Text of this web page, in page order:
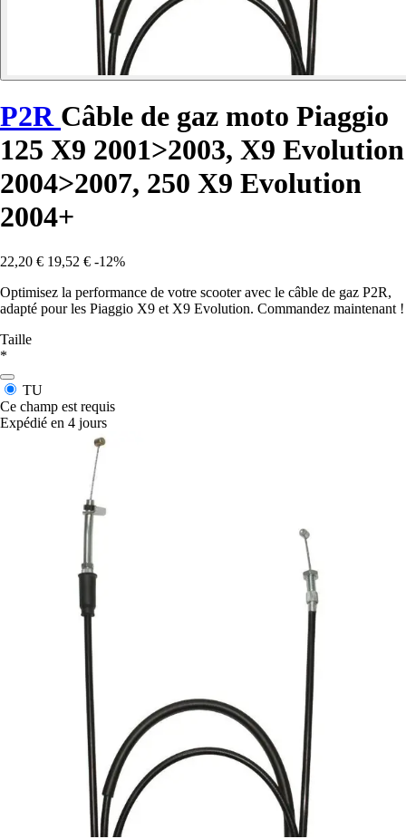
P2R Câble de gaz moto Piaggio
125 X9 2001>2003, X9 Evolution
2004>2007, 250 X9 Evolution
2004+
22,20 € 19,52 € -12%
Optimisez la performance de votre scooter avec le câble de gaz P2R,
adapté pour les Piaggio X9 et X9 Evolution. Commandez maintenant !
Taille
*
TU
Ce champ est requis
Expédié en 4 jours